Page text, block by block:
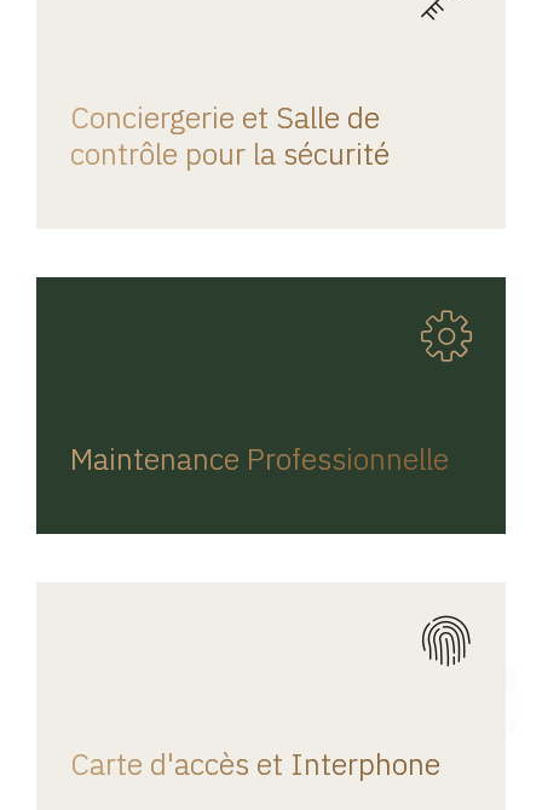
Conciergerie et Salle de
contrôle pour la sécurité
Maintenance Professionnelle
Carte d'accès et Interphone